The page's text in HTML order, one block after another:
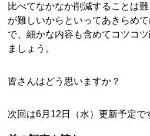
比べてなかなか削減することは
が難しいからといってあきらめ
で、細かな内容も含めてコツコ
ましょう。
皆さんはどう思いますか？
次回は6月12日（水）更新予定で